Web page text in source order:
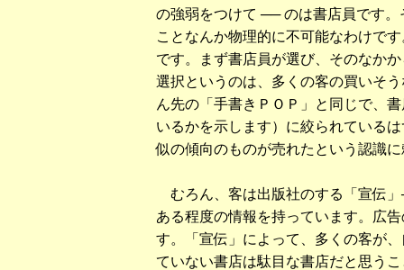
の強弱をつけて ── のは書店員です
ことなんか物理的に不可能なわけで
です。まず書店員が選び、そのなか
選択というのは、多くの客の買いそ
ん先の「手書きＰＯＰ」と同じで、
いるかを示します）に絞られている
似の傾向のものが売れたという認識
むろん、客は出版社のする「宣伝
ある程度の情報を持っています。広
す。「宣伝」によって、多くの客が
ていない書店は駄目な書店だと思う